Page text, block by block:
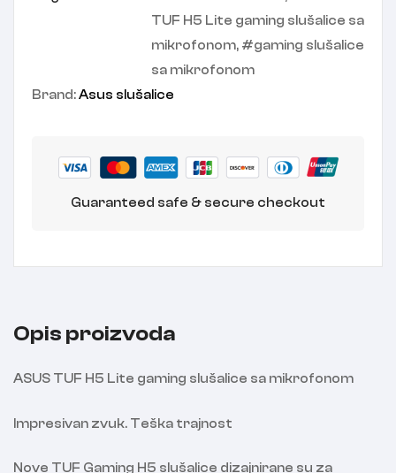
TUF H5 Lite gaming slušalice sa
mikrofonom,
gaming slušalice
sa mikrofonom
Brand:Asus slušalice
Guaranteed safe & secure checkout
Opis proizvoda
ASUS TUF H5 Lite gaming slušalice sa mikrofonom
Impresivan zvuk. Teška trajnost
Nove TUF Gaming H5 slušalice dizajnirane su za